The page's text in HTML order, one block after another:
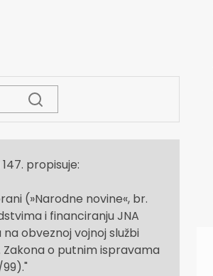
propisuje:
(»Narodne novine«, br.
i financiranju JNA
obveznoj vojnoj službi
Zakona o putnim ispravama